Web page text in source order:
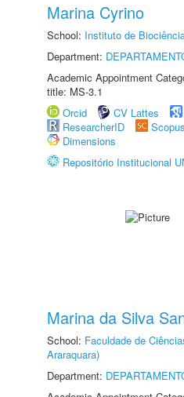
Marina Cyrino
School: Instituto de
Department:
Academic Appointment
title: MS-3.1
Orcid
CV Lattes
ResearcherID
Scopus
Dimensions
Repositório Institucional
Marina da Silva
School: Faculdade de
Araraquara)
Department: